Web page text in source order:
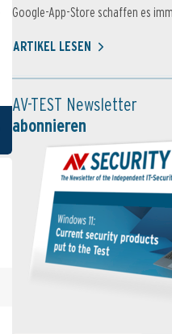
Google-App-Store schaffen es
ARTIKEL LESEN
AV-TEST Newsletter
abonnieren